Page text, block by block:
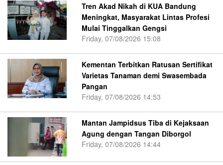
Tren Akad Nikah di KUA Bandung
Meningkat, Masyarakat Lintas Profesi
Mulai Tinggalkan Gengsi
Friday, 07/08/2026 15:08
Kementan Terbitkan Ratusan Sertifikat
Varietas Tanaman demi Swasembada
Pangan
Friday, 07/08/2026 14:53
Mantan Jampidsus Tiba di Kejaksaan
Agung dengan Tangan Diborgol
Friday, 07/08/2026 14:44